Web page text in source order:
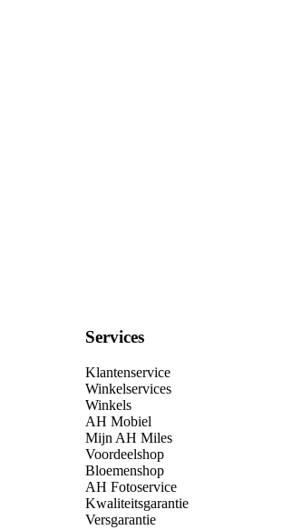
Services
Klantenservice
Winkelservices
Winkels
AH Mobiel
Mijn AH Miles
Voordeelshop
Bloemenshop
AH Fotoservice
Kwaliteitsgarantie
Versgarantie